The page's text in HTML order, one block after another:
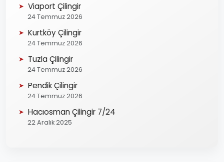
Viaport Çilingir
24 Temmuz 2026
Kurtköy Çilingir
24 Temmuz 2026
Tuzla Çilingir
24 Temmuz 2026
Pendik Çilingir
24 Temmuz 2026
Hacıosman Çilingir 7/24
22 Aralık 2025